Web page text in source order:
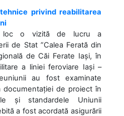
privind reabilitarea
loc o vizită de lucru a
de Stat ”Calea Ferată din
de Căi Ferate Iași, în
a liniei feroviare Iași –
au fost examinate
documentației de proiect în
și standardele Uniunii
a fost acordată asigurării